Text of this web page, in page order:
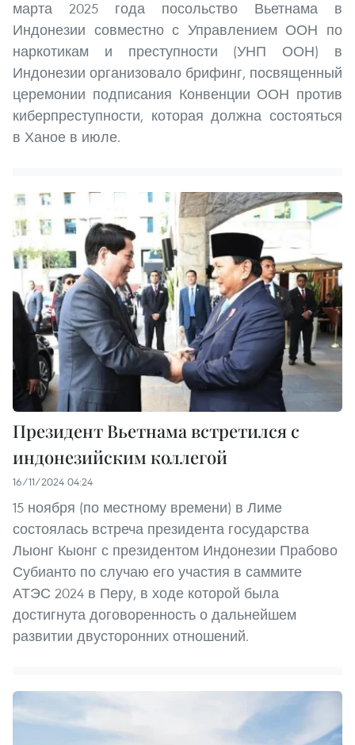
марта 2025 года посольство Вьетнама в
Индонезии совместно с Управлением ООН по
наркотикам и преступности (УНП ООН) в
Индонезии организовало брифинг, посвященный
церемонии подписания Конвенции ООН против
киберпреступности, которая должна состояться
в Ханое в июле.
Президент Вьетнама встретился с
индонезийским коллегой
16/11/2024 04:24
15 ноября (по местному времени) в Лиме
состоялась встреча президента государства
Лыонг Кыонг с президентом Индонезии Прабово
Субианто по случаю его участия в саммите
АТЭС 2024 в Перу, в ходе которой была
достигнута договоренность о дальнейшем
развитии двусторонних отношений.